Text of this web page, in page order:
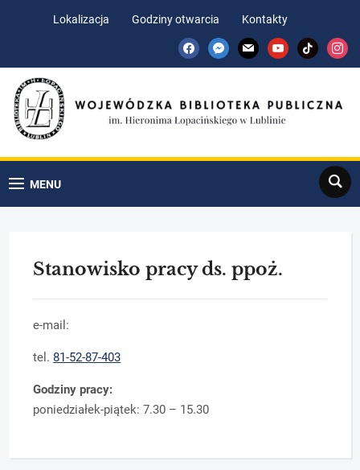
Lokalizacja Godziny otwarcia
Kontakty
facebookmessenger
mail youtubetiktok
MENU
Search
Stanowisko pracy ds. ppoż.
e-mail:
tel. 81-52-87-403
Godziny pracy:
poniedziałek-piątek: 7.30 – 15.30